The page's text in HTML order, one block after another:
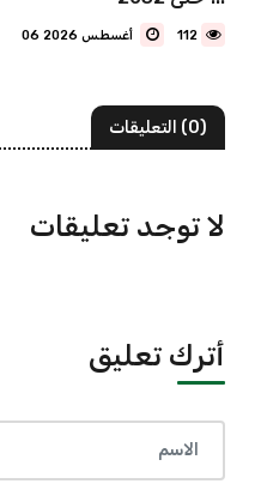
112
(0) التعليقات
لا توجد تعليقات
أترك تعليق